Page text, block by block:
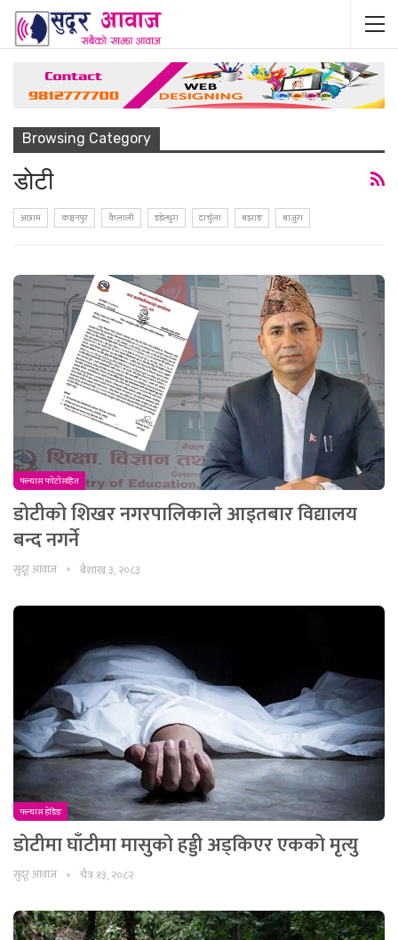
Browsing Category
डाेटी
अछाम कञ्चनपुर कैलाली डडेल्धुरा दार्चुला बझाङ बाजुरा
फ्ल्यास फाेटाेसहित
डोटीको शिखर नगरपालिकाले आइतबार विद्यालय
बन्द नगर्ने
सुदूर आवाज बैशाख ३, २०८३
फ्ल्यास हेडिङ
डाेटीमा घाँटीमा मासुकाे हड्डी अड्किएर एककाे मृत्यु
सुदूर आवाज चैत्र १३, २०८२